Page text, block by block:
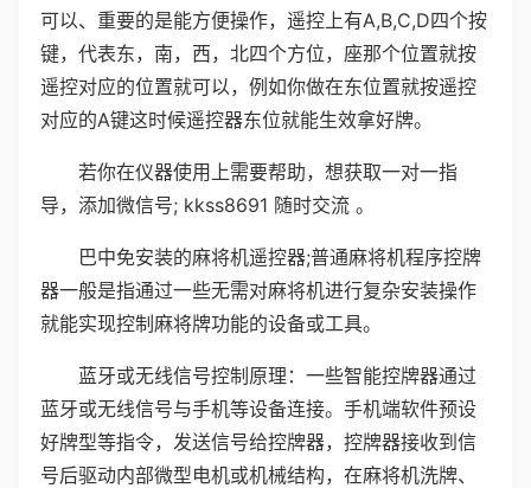
可以、重要的是能方便操作，遥控上有A,B,C,D四个按
键，代表东，南，西，北四个方位，座那个位置就按
遥控对应的位置就可以，例如你做在东位置就按遥控
对应的A键这时候遥控器东位就能生效拿好牌。
若你在仪器使用上需要帮助，想获取一对一指
导，添加微信号; kkss8691 随时交流 。
巴中免安装的麻将机遥控器;普通麻将机程序控牌
器一般是指通过一些无需对麻将机进行复杂安装操作
就能实现控制麻将牌功能的设备或工具。
蓝牙或无线信号控制原理：一些智能控牌器通过
蓝牙或无线信号与手机等设备连接。手机端软件预设
好牌型等指令，发送信号给控牌器，控牌器接收到信
号后驱动内部微型电机或机械结构，在麻将机洗牌、